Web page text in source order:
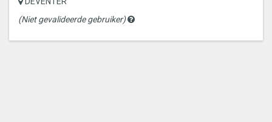
(Niet gevalideerde gebruiker)
Gevalideerde